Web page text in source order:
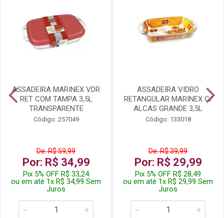
ASSADEIRA MARINEX VDR
RET COM TAMPA 3,5L
TRANSPARENTE
Código: 257049
De: R$ 59,99
Por: R$ 34,99
Pix 5% OFF R$ 33,24
ou em até 1x R$ 34,99 Sem
Juros
ASSADEIRA VIDRO
RETANGULAR MARINEX C/
ALCAS GRANDE 3,5L
Código: 133018
De: R$ 39,99
Por: R$ 29,99
Pix 5% OFF R$ 28,49
ou em até 1x R$ 29,99 Sem
Juros